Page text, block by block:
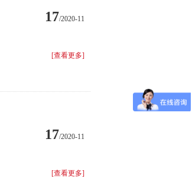
17/2020-11
[查看更多]
17/2020-11
[查看更多]